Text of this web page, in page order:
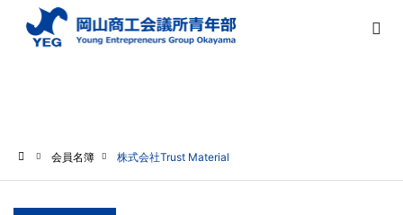
会員名簿 株式会社Trust Material